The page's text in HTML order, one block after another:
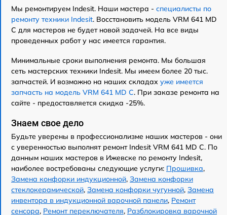
Мы ремонтируем Indesit. Наши мастера - специалисты по
ремонту техники Indesit. Восстановить модель VRM 641 MD
C для мастеров не будет новой задачей. На все виды
проведенных работ у нас имеется гарантия.
Минимальные сроки выполнения ремонта. Мы большая
сеть мастерских техники Indesit. Мы имеем более 20 тыс.
запчастей. И возможно на наших складах уже имеется
запчасть на модель VRM 641 MD C. При заказе ремонта на
сайте - предоставляется скидка -25%.
Знаем свое дело
Будьте уверены в профессионализме наших мастеров - они
с уверенностью выполнят ремонт Indesit VRM 641 MD C. По
данным наших мастеров в Ижевске по ремонту Indesit,
наиболее востребованы следующие услуги: Прошивка,
Замена конфорки индукционной, Замена конфорки
стеклокерамической, Замена конфорки чугунной, Замена
инвентора в индукционной варочной панели, Ремонт
сенсора, Ремонт переключателя, Разблокировка варочной